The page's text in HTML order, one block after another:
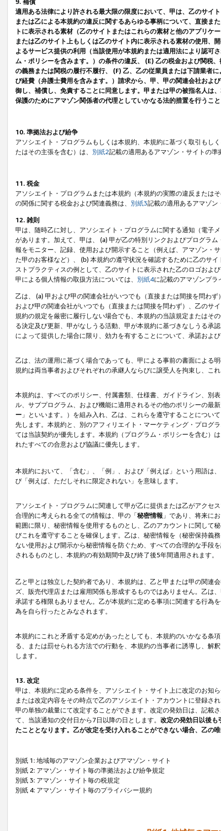
9. 補償
適用ある法律により許される最大限の限度において、甲は、乙のサイ
または乙による本規約の違反に関するあらゆる事柄について、直接ま
トに表示される素材（乙のサイトまたはこれらの素材と他のアプリ
または乙のサイト上もしくは乙のサイト内に表示される素材の使用、
よるサービス提供の利用（当該使用が本規約または適用法により認可
ム・ポリシーを含みます。）の条件の違反、 (E) 乙の税金および関税
の義務または関税の履行不履行、 (F) 乙、乙の従業員または下請業者
び経費（弁護士費用を含みます。）請求から、甲、甲の関連会社およ
御し、補償し、免責することに同意します。甲または甲の被指名人は
保護のためにアマゾン関係者の代理としていかなる法的措置を行うこ
10. 準拠法および紛争
アソシエイト・プログラムもしくは本規約、本規約に基づく取引もし
たはその主張を含む）は、 別紙2記載の適用あるアマゾン・サイトの
11. 税金
アソシエイト・プログラムまたは本規約（本規約の実際の違反または
の関係に関する税金および関連義務は、 別紙3記載の適用あるアマゾン
12. 雑則
甲は、随時乙に対し、アソシエイト・プログラムに関する通知（電子
があります。加えて、甲は、 (a) 甲が乙の特別リンクおよびプログラ
報をモニター、記録、使用および開示すること（例えば、アマゾン・
た甲のお客様など）、 (b) 本規約の遵守状況を確認するために乙のサ
ストプラクティスの例として、乙のサイトに表示された乙のロゴおよ
甲による個人情報の取扱方法については、 別紙4に記載のアマゾンプ
乙は、 (a) 甲および甲の関連会社がいつでも（直接または間接を問わ
および甲の関連会社がいつでも（直接または間接を問わず）、乙のサ
規約の規定を厳密に履行しない場合でも、本規約の当該規定またはそ
る決定及び更新、甲がなしうる活動、甲が本規約に基づきなしうる承
によって提供した場合に限り、効力を有することについて、承諾およ
乙は、法の運用に基づく場合であっても、甲による事前の書面による
規約は両当事者およびそれぞれの承継人ならびに譲受人を拘束し、こ
本規約は、すべてのポリシー、付属書類、仕様書、ガイドライン、別
ル、サブプログラム、および機能に適用されるその他のポリシーの最
ー 」といいます。）を組み入れ、乙は、これらを遵守することにつ
先します。本規約と、別のアフィリエイト・マーケティング・プログ
ては当該契約が優先します。本規約（プログラム・ポリシーを含む）
れたすべての合意および協議に優先します。
本規約において、「含む」、「例」、および「例えば」という用語は
び「例えば、ただしそれに限定されない」を意味します。
アソシエイト・プログラムに関連して甲が乙に提供または乙がアクセ
合理的に考えられる全ての情報は、甲の「秘密情報 」であり、将来に
範囲に限り、秘密情報を使用するものとし、乙のアカウントに関して
びこれを遵守することを確保します。乙は、秘密情報を（秘密保持義
ない使用および開示から秘密情報を防ぐため、すべての合理的な手段
されるものとし、本規約の有効期間中及び終了後5年間適用されます。
乙と甲とは独立した契約者であり、本規約は、乙と甲または甲の関連
ズ、販売代理店または雇用関係も形成するものではありません。乙は
承諾する権限もありません。乙が本規約に定める事項に関連する行為
為を自ら行ったとみなされます。
本規約にこれと矛盾する定めがあったとしても、本規約のいかなる条
る、または罰せられる方法での行動を、本規約の当事者に誘導し、解
します。
13. 改定
甲は、本規約に定める条件を、アソシエイト・サイト上に改定のお知
または改定内容をその時点で乙のアソシエイト・アカウントに登録さ
甲の単独の裁量にて改定することができます。改定の発効日は、記載
て、当該通知の交付日から7日以降の日とします。 改定の発効日以後も
たこととなります。乙が改定を受け入れることができない場合、乙の
別紙 1: 地域毎のアマゾン企業およびアマゾン・サイト
別紙 2: アマゾン・サイト毎の準拠法および紛争規定
別紙 3: アマゾン・サイト毎の税規定
別紙 4: アマゾン・サイト毎のプライバシー規約